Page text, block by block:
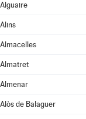
Alguaire
Alins
Almacelles
Almatret
Almenar
Alòs de Balaguer